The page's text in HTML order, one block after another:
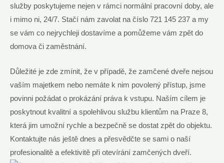
‌služby poskytujeme​ nejen v rámci normální pracovní doby, ale
i ⁣mimo⁢ ni, 24/7. Stačí ‍nám zavolat ‌na⁤ číslo 721 ⁤145 237 a⁢ my
se vám co nejrychleji dostavíme a pomůžeme vám‍ zpět do
domova či zaměstnání.
Důležité je zde zmínit, že⁤ v případě, ‍že zamčené dveře ​nejsou
vaším ‍majetkem ‍nebo nemáte k nim povolený přístup, ​jsme
povinni ‍požádat ​o prokázání práva ​k vstupu. Naším cílem je‌
poskytnout ⁢kvalitní⁣ a spolehlivou​ službu ⁣klientům ‌na Praze ⁣8,
která ⁤jim umožní rychle a ‍bezpečně se dostat zpět do ‍objektu.
Kontaktujte ‍nás​ ještě‌ dnes a přesvědčte se sami o naší
profesionalitě​ a efektivitě ⁣při otevírání zamčených dveří.